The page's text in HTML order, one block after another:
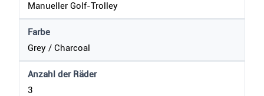
Manueller Golf-Trolley
Farbe
Grey / Charcoal
Anzahl der Räder
3